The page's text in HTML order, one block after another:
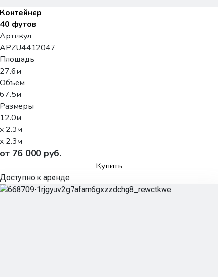
Контейнер
40 футов
Артикул
APZU4412047
Площадь
27.6м
Объем
67.5м
Размеры
12.0м
x 2.3м
x 2.3м
от 76 000 руб.
Купить
Доступно к аренде